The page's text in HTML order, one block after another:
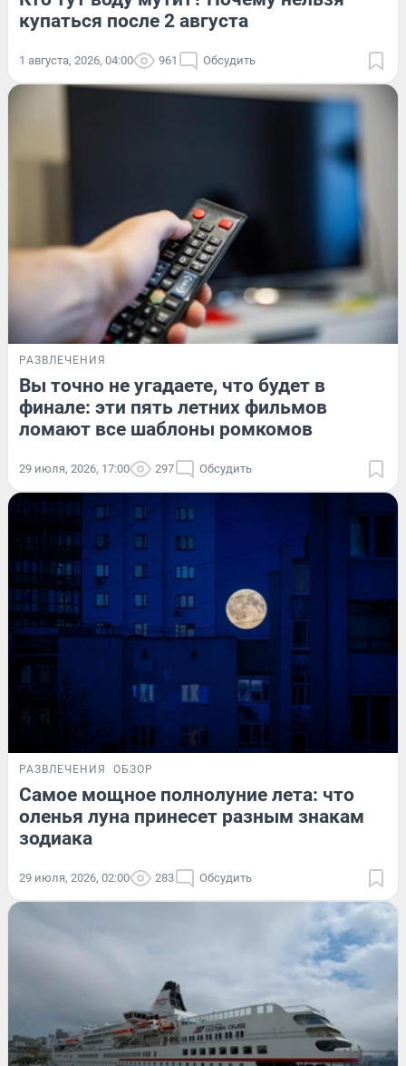
купаться после 2 августа
1 августа, 2026, 04:00 961 Обсудить
РАЗВЛЕЧЕНИЯ
Вы точно не угадаете, что будет в
финале: эти пять летних фильмов
ломают все шаблоны ромкомов
29 июля, 2026, 17:00 297 Обсудить
РАЗВЛЕЧЕНИЯ ОБЗОР
Самое мощное полнолуние лета: что
оленья луна принесет разным знакам
зодиака
29 июля, 2026, 02:00 283 Обсудить